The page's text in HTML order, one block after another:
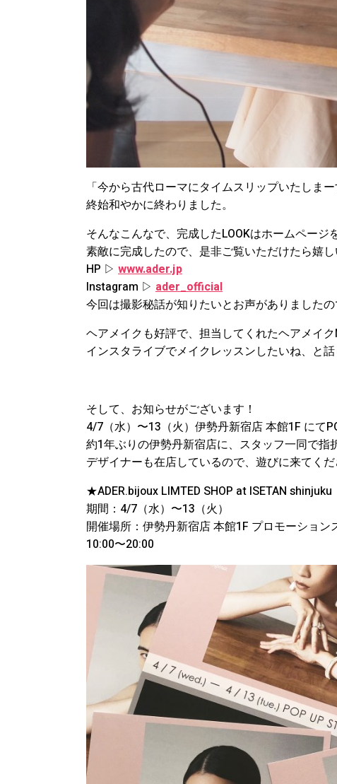
「今から古代ローマにタイムスリップいたしま
終始和やかに終わりました。
そんなこんなで、完成したLOOKはホームページ
素敵に完成したので、是非ご覧いただけたら嬉し
HP ▷ www.ader.jp
Instagram ▷ ader_official
今回は撮影秘話が知りたいとお声がありましたの
ヘアメイクも好評で、担当してくれたヘアメイク
インスタライブでメイクレッスンしたいね、と
そして、お知らせがございます！
4/7（水）〜13（火）伊勢丹新宿店 本館1F にて
約1年ぶりの伊勢丹新宿店に、スタッフ一同で指
デザイナーも在店しているので、遊びに来てく
★ADER.bijoux LIMTED SHOP at ISETAN shinjuku
期間：4/7（水）〜13（火）
開催場所：伊勢丹新宿店 本館1F プロモーション
10:00〜20:00